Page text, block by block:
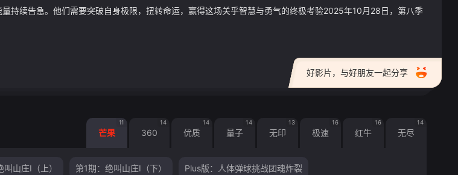
续告急。他们需要突破自身极限，扭转命运，赢得这场关乎智慧与勇气的终极考验2025年10月28日，第八季
好影片，与好朋友一起分享
芒果
11
360
14
优质
14
量子
14
无印
13
极速
16
红牛
16
无尽
14
山庄Ⅰ（上） 第1期：绝叫山庄Ⅰ（下） Plus版：人体弹球挑战团魂炸裂